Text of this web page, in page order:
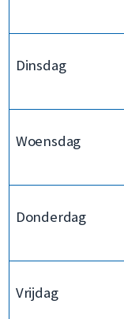
Dinsdag
Woensdag
Donderdag
Vrijdag